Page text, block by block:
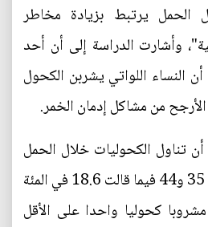
الحمل يرتبط بزيادة مخاطر
وأشارت الدراسة إلى أن أحد
النساء اللواتي يشربن الكحول
من مشاكل إدمان الخمر.
تناول الكحوليات خلال الحمل
يزيد بين النساء بين سن 35 و44 فيما قالت 18.6 في المئة
كحوليا واحدا على الأقل